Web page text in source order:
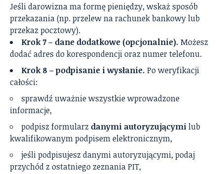
Jeśli darowizna ma formę pieniędzy, wskaż sposób
przekazania (np. przelew na rachunek bankowy lub
przekaz pocztowy).
Krok 7 – dane dodatkowe (opcjonalnie). Możesz
dodać adres do korespondencji oraz numer telefonu.
Krok 8 – podpisanie i wysłanie. Po weryfikacji
całości:
sprawdź uważnie wszystkie wprowadzone
informacje,
podpisz formularz danymi autoryzującymilub
kwalifikowanym podpisem elektronicznym,
jeśli podpisujesz danymi autoryzującymi, podaj
przychód z ostatniego zeznania PIT,